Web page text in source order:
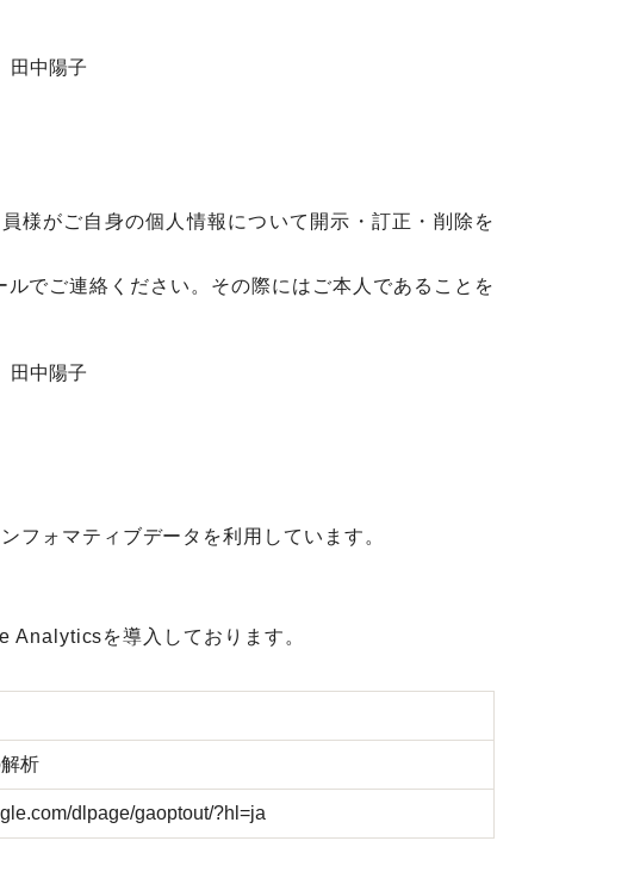
田中陽子
様がご自身の個人情報について開示・訂正・削除を
でご連絡ください。その際にはご本人であることを
田中陽子
フォマティブデータを利用しています。
Analyticsを導入しております。
析
dlpage/gaoptout/?hl=ja